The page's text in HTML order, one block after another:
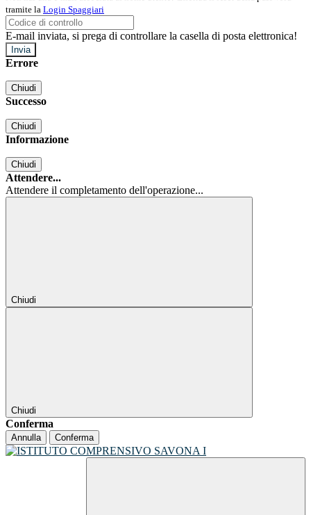
tramite la Login Spaggiari
E-mail inviata, si prega di controllare la casella di posta elettronica!
Errore
Chiudi
Successo
Chiudi
Informazione
Chiudi
Attendere...
Attendere il completamento dell'operazione...
Chiudi
Chiudi
Conferma
Annulla Conferma